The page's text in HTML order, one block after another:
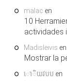
malac en
10
actividades
Madisleivis en
Mostrar la
ោិយវបប en